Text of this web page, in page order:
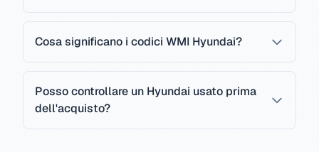
Cosa significano i codici WMI Hyundai?
Posso controllare un Hyundai usato prima
dell'acquisto?